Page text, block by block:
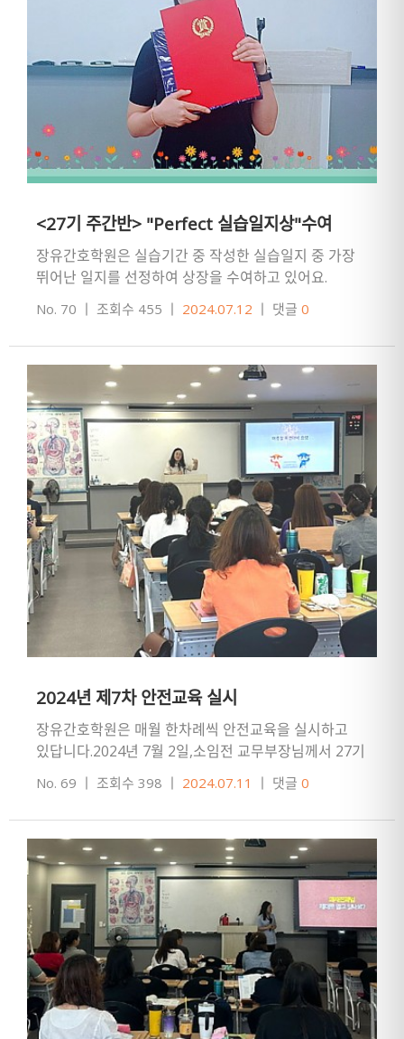
<27기 주간반> "Perfect 실습일지상"수여
장유간호학원은 실습기간 중 작성한 실습일지 중 가장
뛰어난 일지를 선정하여 상장을 수여하고 있어요.
이번에도 3~4명의 실습일지가 매우 성실하고 꼼꼼하게
작성되어 수상자를 고르기가 …
No. 70 ㅣ 조회수 455 ㅣ 2024.07.12 ㅣ 댓글 0
2024년 제7차 안전교육 실시
장유간호학원은 매월 한차례씩 안전교육을 실시하고
있답니다.2024년 7월 2일,소임전 교무부장님께서 27기
주간반 수강생을 대상으로 안전교육을 실시했습니다.
교육내용: 건물 비상대피…
No. 69 ㅣ 조회수 398 ㅣ 2024.07.11 ㅣ 댓글 0